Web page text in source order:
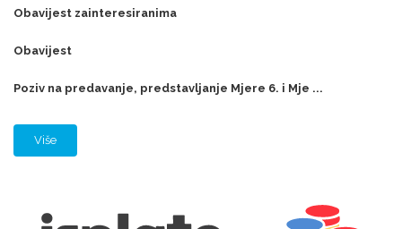
Obavijest zainteresiranima
Obavijest
Poziv na predavanje, predstavljanje Mjere 6. i Mje ...
Više